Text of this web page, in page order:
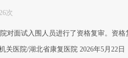
次
对面试入围人员进行了资格复审。资
医院/湖北省康复医院 2026年5月22日